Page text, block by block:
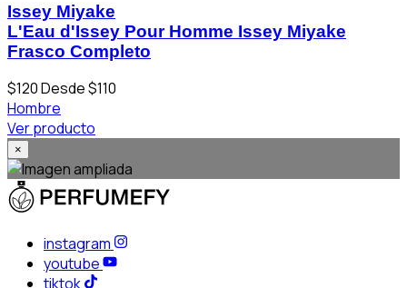
Issey Miyake
L'Eau d'Issey Pour Homme Issey Miyake
Frasco Completo
$120Desde $110
Hombre
Ver producto
×
instagram
youtube
tiktok